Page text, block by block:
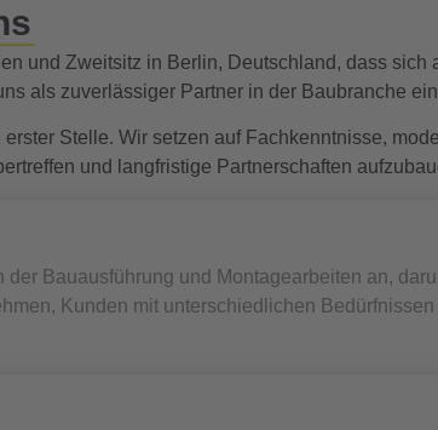
und Zweitsitz in Berlin, Deutschland, dass sich
als zuverlässiger Partner in der Baubranche
Stelle. Wir setzen auf Fachkenntnisse,
und langfristige Partnerschaften
Bauausführung und Montagearbeiten an,
Kunden mit unterschiedlichen